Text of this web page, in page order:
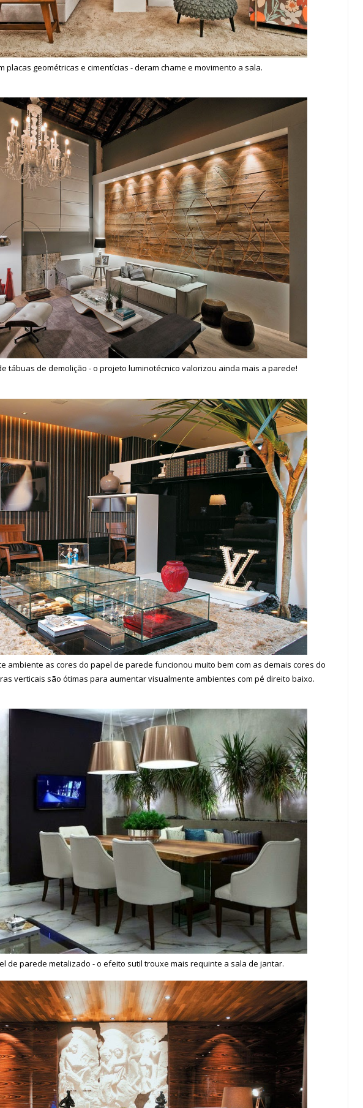
placas geométricas e cimentícias - deram chame e movimento a sala.
tábuas de demolição - o projeto luminotécnico valorizou ainda mais a parede!
ambiente as cores do papel de parede funcionou muito bem com as demais cores do
verticais são ótimas para aumentar visualmente ambientes com pé direito baixo.
de parede metalizado - o efeito sutil trouxe mais requinte a sala de jantar.